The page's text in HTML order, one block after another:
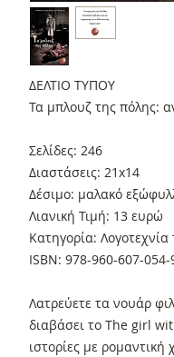
ΔΕΛΤΙΟ ΤΥΠΟΥ
Τα μπλουζ της πόλης:
Σελίδες: 246
Διαστάσεις: 21x14
Δέσιμο: μαλακό
Λιανική Τιμή: 13 ευρώ
Κατηγορία:
ISBN: 978-960-607-054-
Λατρεύετε τα νουάρ
διαβάσει το The girl
ιστορίες με